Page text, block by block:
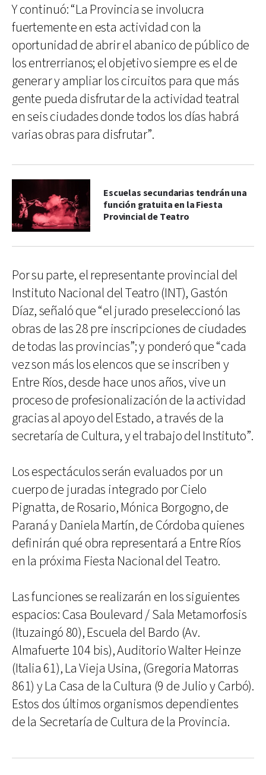
Y continuó: “La Provincia se involucra
fuertemente en esta actividad con la
oportunidad de abrir el abanico de público de
los entrerrianos; el objetivo siempre es el de
generar y ampliar los circuitos para que más
gente pueda disfrutar de la actividad teatral
en seis ciudades donde todos los días habrá
varias obras para disfrutar”.
Escuelas secundarias tendrán una
función gratuita en la Fiesta
Provincial de Teatro
Por su parte, el representante provincial del
Instituto Nacional del Teatro (INT), Gastón
Díaz, señaló que “el jurado preseleccionó las
obras de las 28 pre inscripciones de ciudades
de todas las provincias”; y ponderó que “cada
vez son más los elencos que se inscriben y
Entre Ríos, desde hace unos años, vive un
proceso de profesionalización de la actividad
gracias al apoyo del Estado, a través de la
secretaría de Cultura, y el trabajo del Instituto”.
Los espectáculos serán evaluados por un
cuerpo de juradas integrado por Cielo
Pignatta, de Rosario, Mónica Borgogno, de
Paraná y Daniela Martín, de Córdoba quienes
definirán qué obra representará a Entre Ríos
en la próxima Fiesta Nacional del Teatro.
Las funciones se realizarán en los siguientes
espacios: Casa Boulevard / Sala Metamorfosis
(Ituzaingó 80), Escuela del Bardo (Av.
Almafuerte 104 bis), Auditorio Walter Heinze
(Italia 61), La Vieja Usina, (Gregoria Matorras
861) y La Casa de la Cultura (9 de Julio y Carbó).
Estos dos últimos organismos dependientes
de la Secretaría de Cultura de la Provincia.